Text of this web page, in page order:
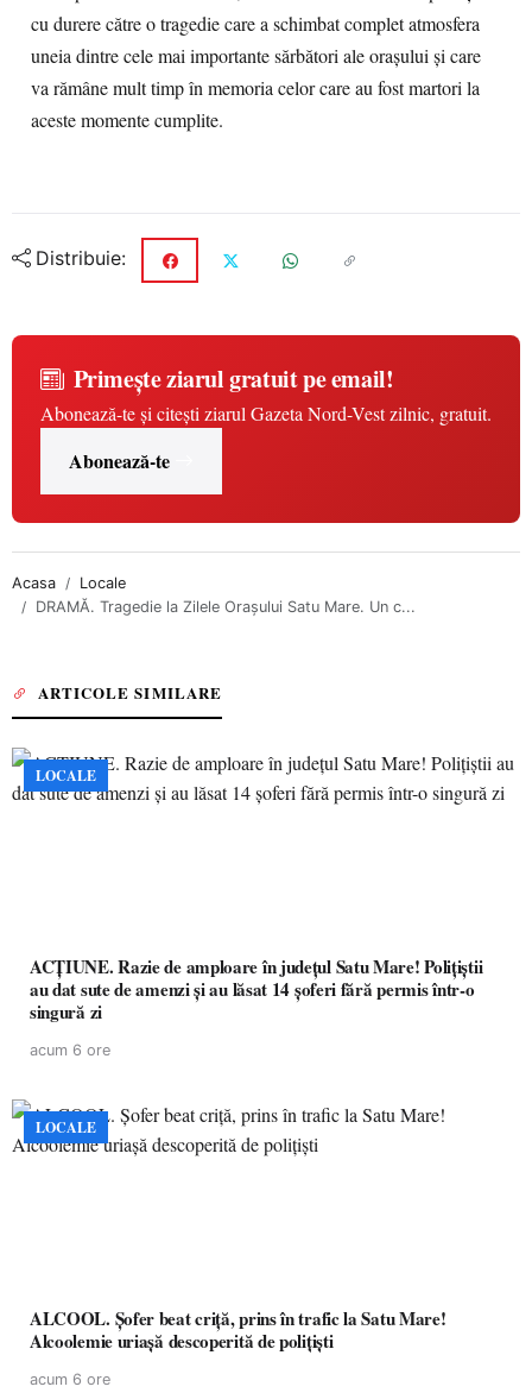
cu durere către o tragedie care a schimbat complet atmosfera
uneia dintre cele mai importante sărbători ale orașului și care
va rămâne mult timp în memoria celor care au fost martori la
aceste momente cumplite.
Distribuie:
Primește ziarul gratuit pe email!
Abonează-te și citești ziarul Gazeta Nord-Vest zilnic, gratuit.
Abonează-te
Acasa
Locale
DRAMĂ. Tragedie la Zilele Orașului Satu Mare. Un c...
ARTICOLE SIMILARE
LOCALE
ACȚIUNE. Razie de amploare în județul Satu Mare! Polițiștii
au dat sute de amenzi și au lăsat 14 șoferi fără permis într-o
singură zi
acum 6 ore
LOCALE
ALCOOL. Șofer beat criță, prins în trafic la Satu Mare!
Alcoolemie uriașă descoperită de polițiști
acum 6 ore